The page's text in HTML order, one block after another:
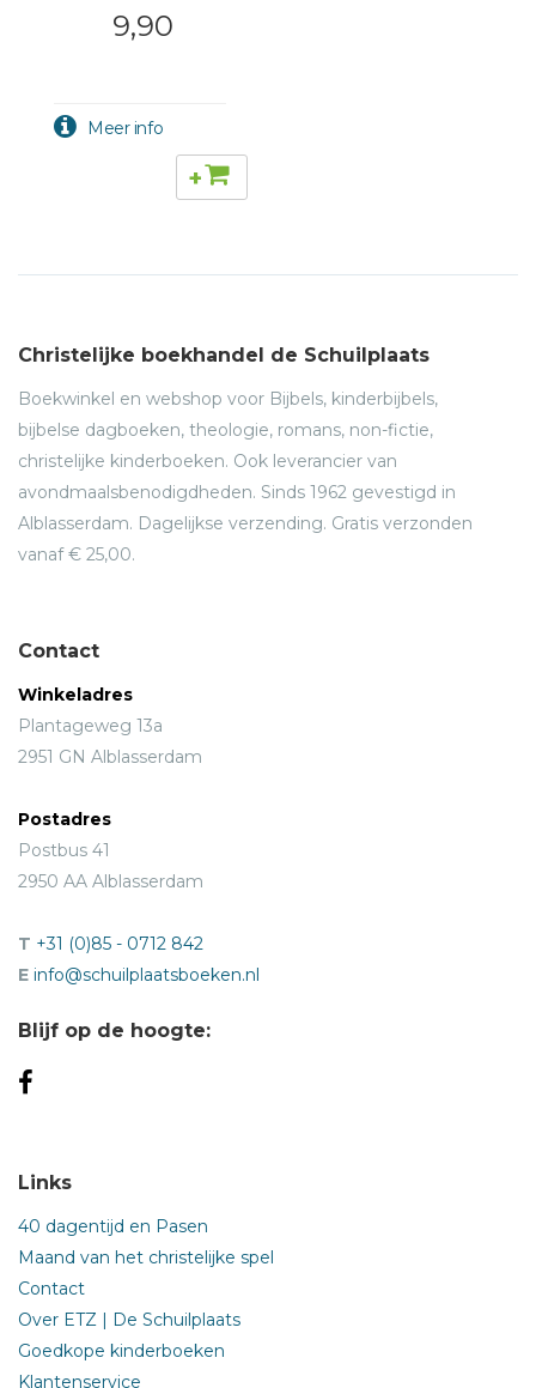
WERKBOE
9,90
+
Christelijke boekhandel de Schuilplaats
Boekwinkel en webshop voor Bijbels, kinderbijbels,
bijbelse dagboeken, theologie, romans, non-fictie,
christelijke kinderboeken. Ook leverancier van
avondmaalsbenodigdheden. Sinds 1962 gevestigd in
Alblasserdam. Dagelijkse verzending. Gratis verzonden
vanaf € 25,00.
Contact
Winkeladres
Plantageweg 13a
2951 GN Alblasserdam
Postadres
Postbus 41
2950 AA Alblasserdam
T +31 (0)85 - 0712 842
E info@schuilplaatsboeken.nl
Blijf op de hoogte:
Links
40 dagentijd en Pasen
Maand van het christelijke spel
Contact
Over ETZ | De Schuilplaats
Goedkope kinderboeken
Klantenservice